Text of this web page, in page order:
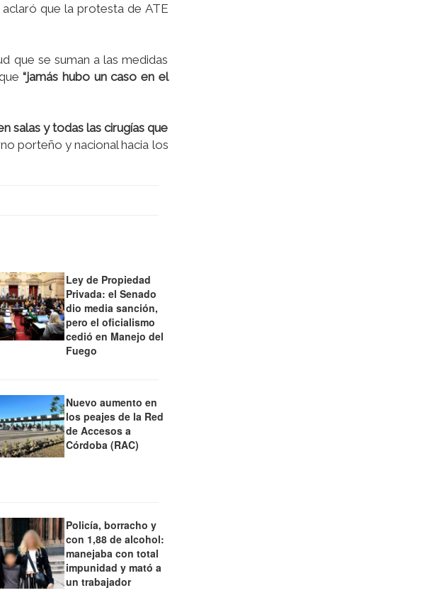
que la protesta de ATE
que se suman a las medidas
“jamás hubo un caso en el
salas y todas las cirugías que
porteño y nacional hacia los
Ley de Propiedad
Privada: el Senado
dio media sanción,
pero el oficialismo
cedió en Manejo del
Fuego
Nuevo aumento en
los peajes de la Red
de Accesos a
Córdoba (RAC)
Policía, borracho y
con 1,88 de alcohol:
manejaba con total
impunidad y mató a
un trabajador